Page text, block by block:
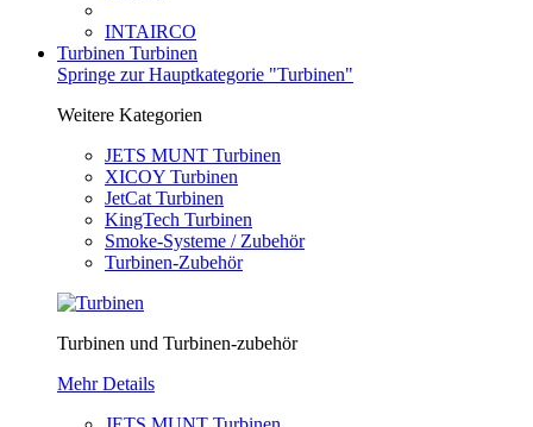
INTAIRCO
Turbinen Turbinen
Springe zur Hauptkategorie "Turbinen"
Weitere Kategorien
JETS MUNT Turbinen
XICOY Turbinen
JetCat Turbinen
KingTech Turbinen
Smoke-Systeme / Zubehör
Turbinen-Zubehör
Turbinen und Turbinen-zubehör
Mehr Details